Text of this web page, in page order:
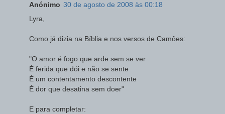
Anónimo 30 de agosto de 2008 às 00:18
Lyra,
Como já dizia na Bíblia e nos versos de Camôes:
"O amor é fogo que arde sem se ver
É ferida que dói e não se sente
É um contentamento descontente
É dor que desatina sem doer"
E para completar: